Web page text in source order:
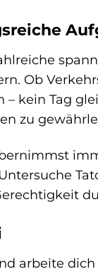
Ob
kein Tag
zu
arbeite